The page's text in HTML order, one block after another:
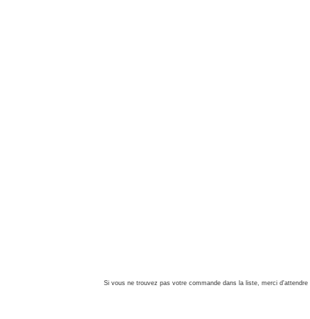
Si vous ne trouvez pas votre commande dans la liste, merci